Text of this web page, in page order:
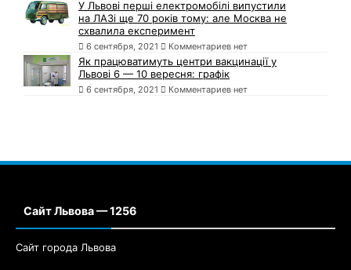
У Львові перші електромобілі випустили
на ЛАЗі ще 70 років тому: але Москва не
схвалила експеримент
6 сентября, 2021 Комментариев нет
Як працюватимуть центри вакцинації у
Львові 6 — 10 вересня: графік
6 сентября, 2021 Комментариев нет
Сайт Львова — 1256
Сайт города Львова